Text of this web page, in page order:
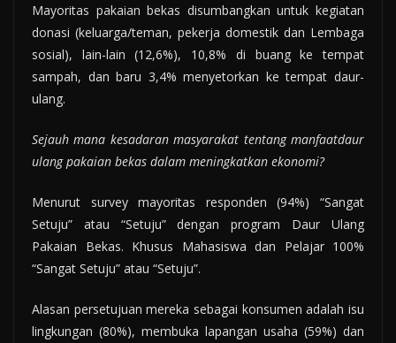
Mayoritas pakaian bekas disumbangkan untuk kegiatan
donasi (keluarga/teman, pekerja domestik dan Lembaga
sosial), lain-lain (12,6%), 10,8% di buang ke tempat
sampah, dan baru 3,4% menyetorkan ke tempat daur-
ulang.
Sejauh mana kesadaran masyarakat tentang manfaatdaur
ulang pakaian bekas dalam meningkatkan ekonomi?
Menurut survey mayoritas responden (94%) “Sangat
Setuju” atau “Setuju” dengan program Daur Ulang
Pakaian Bekas. Khusus Mahasiswa dan Pelajar 100%
“Sangat Setuju” atau “Setuju”.
Alasan persetujuan mereka sebagai konsumen adalah isu
lingkungan (80%), membuka lapangan usaha (59%) dan